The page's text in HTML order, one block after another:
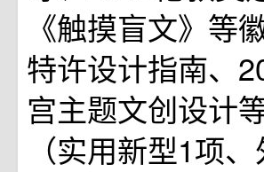
《触摸盲文》等
特许设计指南、
宫主题文创设计
（实用新型1项